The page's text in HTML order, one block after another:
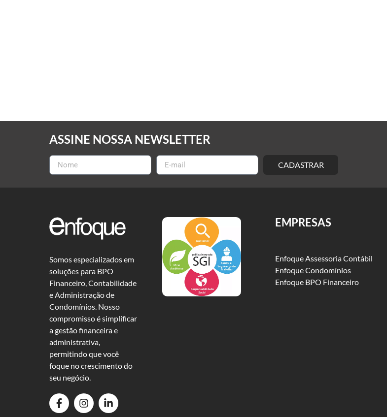
ASSINE NOSSA NEWSLETTER
CADASTRAR
Somos especializados em
soluções para BPO
Financeiro, Contabilidade
e Administração de
Condomínios. Nosso
compromisso é simplificar
a gestão financeira e
administrativa,
permitindo que você
foque no crescimento do
seu negócio.
EMPRESAS
Enfoque Assessoria Contábil
Enfoque Condomínios
Enfoque BPO Financeiro